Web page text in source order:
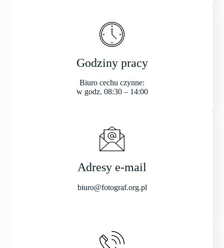
Godziny pracy
Biuro cechu czynne:
w godz. 08:30 – 14:00
Adresy e-mail
biuro@fotograf.org.pl